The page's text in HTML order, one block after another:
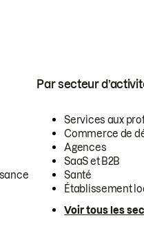
Par secteur
Services aux
Commerce de
Agences
SaaS et B2B
Santé
Établissement
Voir tous les